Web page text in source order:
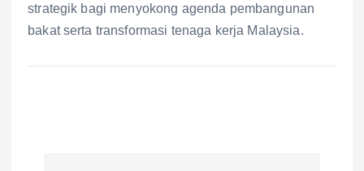
strategik bagi menyokong agenda pembangunan
bakat serta transformasi tenaga kerja Malaysia.